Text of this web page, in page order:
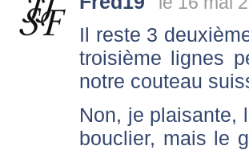
Il reste 3
troisième lignes
notre couteau
Non, je plaisante,
bouclier, mais le